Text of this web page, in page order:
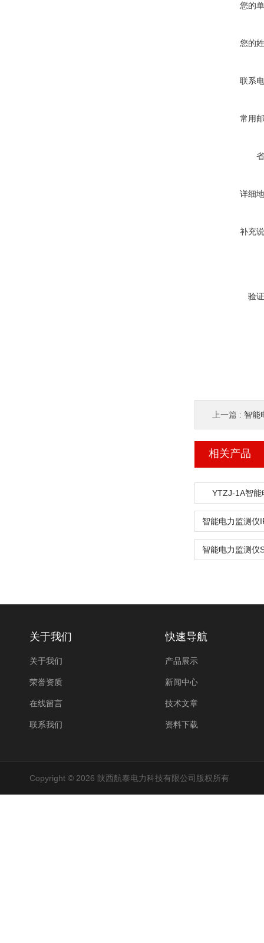
您的
您的
联系
常用
详细
补充
验
上一篇 : 智能
相关产品
YTZJ-1A智能
关于我们
关于我们
荣誉资质
在线留言
联系我们
快速导航
产品展示
新闻中心
技术文章
资料下载
Copyright © 2026 陕西航泰电力科技有限公司版权所有